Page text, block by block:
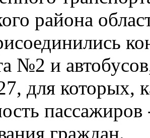
района
№2 и
для которых,
граждан.